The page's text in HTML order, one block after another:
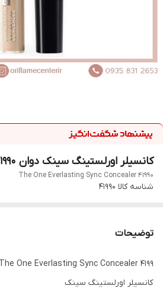
کانسیلر اورلستینگ سینک دوان 41990 (EX 05 2028)
The One Everlasting Sync Concealer 41990
شناسه کالا 41990
توضیحات
The One Everlasting Sync Concealer 4199
کانسیلر اورلستینگ سینک